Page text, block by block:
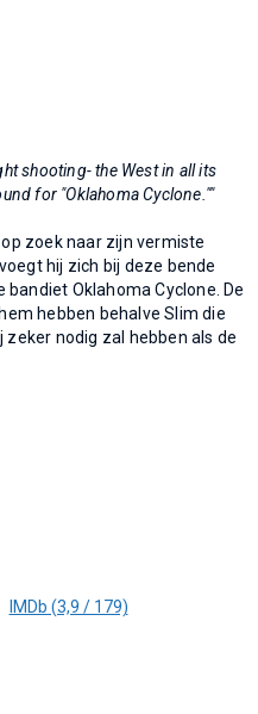
shooting- the West in all its
for "Oklahoma Cyclone.""
zoek naar zijn vermiste
hij zich bij deze bende
Oklahoma Cyclone. De
hebben behalve Slim die
nodig zal hebben als de
IMDb (3,9 / 179)